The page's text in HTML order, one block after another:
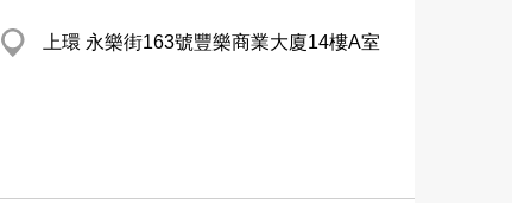
上環 永樂街163號豐樂商業大廈14樓A室